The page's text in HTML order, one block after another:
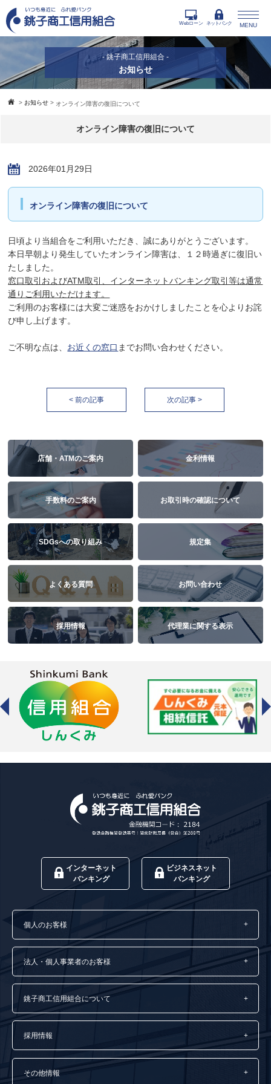
MENU
Webローン ネットバンク
- 銚子商工信用組合 -
お知らせ
> お知らせ > オンライン障害の復旧について
オンライン障害の復旧について
2026年01月29日
オンライン障害の復旧について
日頃より当組合をご利用いただき、誠にありがとうございます。
本日早朝より発生していたオンライン障害は、１２時過ぎに復旧い
たしました。
窓口取引およびATM取引、インターネットバンキング取引等は通常
通りご利用いただけます。
ご利用のお客様には大変ご迷惑をおかけしましたことを心よりお詫
び申し上げます。
ご不明な点は、 お近くの窓口 までお問い合わせください。
< 前の記事 次の記事 >
店舗・ATMのご案内 金利情報
手数料のご案内 お取引時の確認について
SDGsへの取り組み 規定集
よくある質問 お問い合わせ
採用情報 代理業に関する表示
インターネット
バンキング
ビジネスネット
バンキング
個人のお客様
法人・個人事業者のお客様
銚子商工信用組合について
採用情報
その他情報